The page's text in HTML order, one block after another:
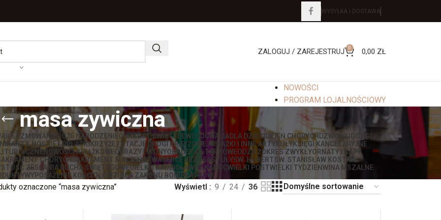
WYSYŁKA I DOSTAWA
ZALOGUJ / ZAREJESTRUJ 0 0,00 ZŁ
NOWOŚCI
PROGRAM LOJALNOŚCIOWY
masa zywiczna
BIERZMOWANIE BOŻE NARODZENIECHRZEST ŚWIĘTYDEWOCJONALIADLA DZIECI DZIEŃ CHORYCH DZWONKI GONGI
HOSTIE I OPŁATKIKRZYŻE I STACJE DROGI KRZYŻOWEJKSIĄŻKI I INNE ARTYKUŁYKSIĘGI KANCELARYJNE
NOWOŚCI KSIĄŻKOWEOBRAZY I IKONYOBRUSY OŁTARZOWEODZIEŻOKRES ZWYKŁYORNATY I KAPY
CHORYCHSAKRAMENT MAŁŻEŃSTWASERCE JEZUSASTUŁYŚW. HUBERTŚW. STANISŁAW KOSTKA
ZESŁANIA DUCHA ŚWIĘTEGO WĘGIELKI I KADZIDŁAWIELKANOCWIELKI POSTWIELKI TYDZIEŃWINA MSZALNE
WYPOSAŻENIE KOŚCIOŁÓWZIOŁA ZAKONU BONIFRATRÓW
oznaczone “masa zywiczna” Wyświetl 9 24 36